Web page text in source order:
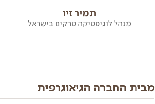
תמיר זיו
מנהל לוגיסטיקה טרקים בישראל
מבית החברה הגיאוגרפית